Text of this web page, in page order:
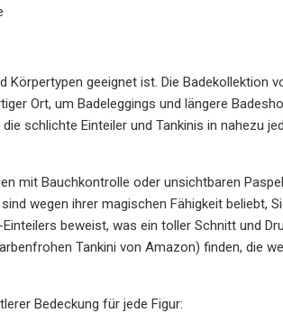
geeignet ist. Die Badekollektion
Ort, um Badeleggings und längere
schlichte Einteiler und Tankinis in nahezu
mit Bauchkontrolle oder unsichtbaren
wegen ihrer magischen Fähigkeit beliebt,
beweist, was ein toller Schnitt und
Tankini von Amazon) finden, die
Bedeckung für jede Figur: